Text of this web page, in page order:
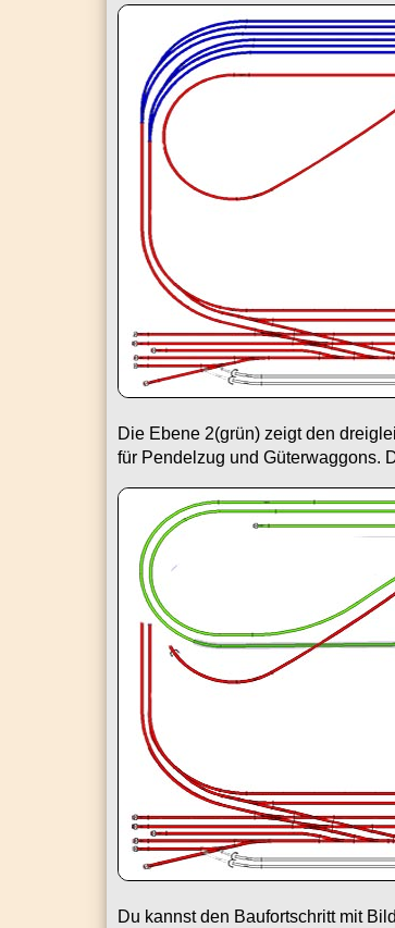
Die Ebene 2(grün) zeigt den
für Pendelzug und Güterwaggons.
Du kannst den Baufortschritt mit